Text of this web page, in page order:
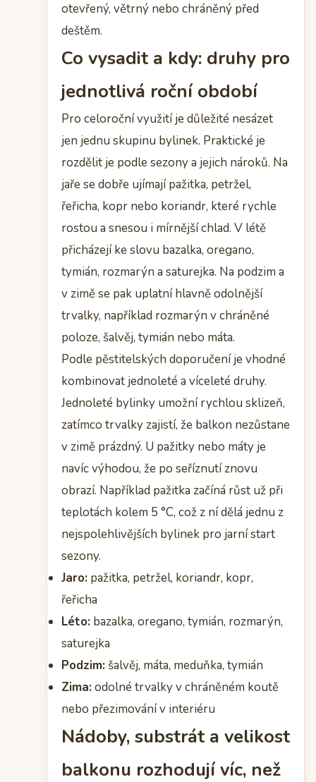
otevřený, větrný nebo chráněný před
deštěm.
Co vysadit a kdy: druhy pro
jednotlivá roční období
Pro celoroční využití je důležité nesázet
jen jednu skupinu bylinek. Praktické je
rozdělit je podle sezony a jejich nároků. Na
jaře se dobře ujímají pažitka, petržel,
řeřicha, kopr nebo koriandr, které rychle
rostou a snesou i mírnější chlad. V létě
přicházejí ke slovu bazalka, oregano,
tymián, rozmarýn a saturejka. Na podzim a
v zimě se pak uplatní hlavně odolnější
trvalky, například rozmarýn v chráněné
poloze, šalvěj, tymián nebo máta.
Podle pěstitelských doporučení je vhodné
kombinovat jednoleté a víceleté druhy.
Jednoleté bylinky umožní rychlou sklizeň,
zatímco trvalky zajistí, že balkon nezůstane
v zimě prázdný. U pažitky nebo máty je
navíc výhodou, že po seříznutí znovu
obrazí. Například pažitka začíná růst už při
teplotách kolem 5 °C, což z ní dělá jednu z
nejspolehlivějších bylinek pro jarní start
sezony.
Jaro: pažitka, petržel, koriandr, kopr,
řeřicha
Léto: bazalka, oregano, tymián, rozmarýn,
saturejka
Podzim: šalvěj, máta, meduňka, tymián
Zima:odolné trvalky v chráněném koutě
nebo přezimování v interiéru
Nádoby, substrát a velikost
balkonu rozhodují víc, než